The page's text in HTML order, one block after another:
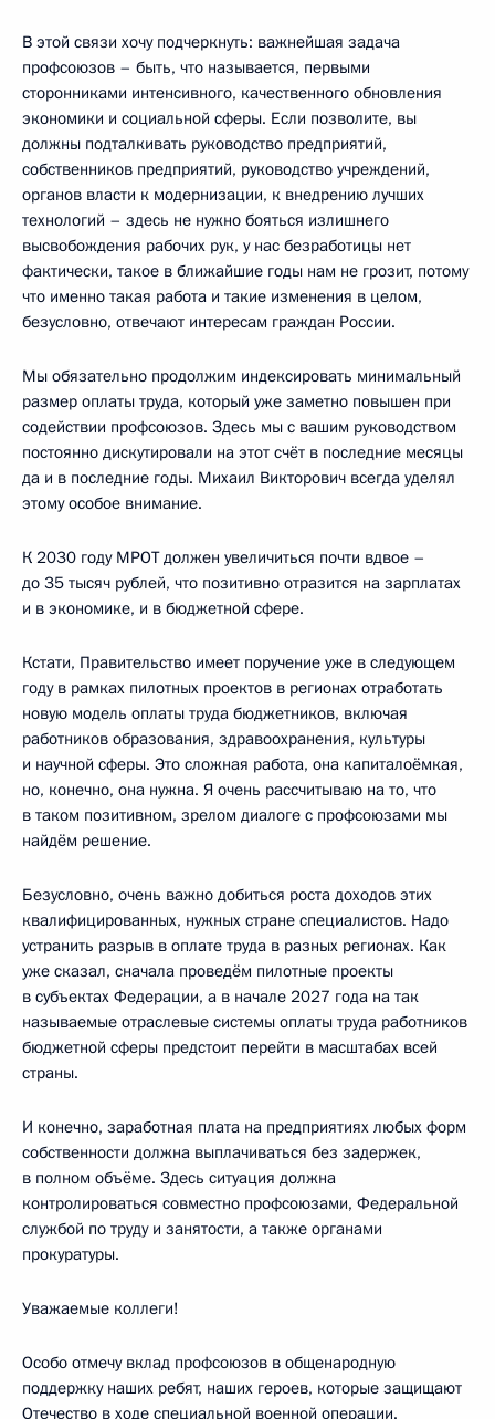
В этой связи хочу подчеркнуть: важнейшая задача
профсоюзов – быть, что называется, первыми
сторонниками интенсивного, качественного обновления
экономики и социальной сферы. Если позволите, вы
должны подталкивать руководство предприятий,
собственников предприятий, руководство учреждений,
органов власти к модернизации, к внедрению лучших
технологий – здесь не нужно бояться излишнего
высвобождения рабочих рук, у нас безработицы нет
фактически, такое в ближайшие годы нам не грозит, потому
что именно такая работа и такие изменения в целом,
безусловно, отвечают интересам граждан России.
Мы обязательно продолжим индексировать минимальный
размер оплаты труда, который уже заметно повышен при
содействии профсоюзов. Здесь мы с вашим руководством
постоянно дискутировали на этот счёт в последние месяцы
да и в последние годы. Михаил Викторович всегда уделял
этому особое внимание.
К 2030 году МРОТ должен увеличиться почти вдвое –
до 35 тысяч рублей, что позитивно отразится на зарплатах
и в экономике, и в бюджетной сфере.
Кстати, Правительство имеет поручение уже в следующем
году в рамках пилотных проектов в регионах отработать
новую модель оплаты труда бюджетников, включая
работников образования, здравоохранения, культуры
и научной сферы. Это сложная работа, она капиталоёмкая,
но, конечно, она нужна. Я очень рассчитываю на то, что
в таком позитивном, зрелом диалоге с профсоюзами мы
найдём решение.
Безусловно, очень важно добиться роста доходов этих
квалифицированных, нужных стране специалистов. Надо
устранить разрыв в оплате труда в разных регионах. Как
уже сказал, сначала проведём пилотные проекты
в субъектах Федерации, а в начале 2027 года на так
называемые отраслевые системы оплаты труда работников
бюджетной сферы предстоит перейти в масштабах всей
страны.
И конечно, заработная плата на предприятиях любых форм
собственности должна выплачиваться без задержек,
в полном объёме. Здесь ситуация должна
контролироваться совместно профсоюзами, Федеральной
службой по труду и занятости, а также органами
прокуратуры.
Уважаемые коллеги!
Особо отмечу вклад профсоюзов в общенародную
поддержку наших ребят, наших героев, которые защищают
Отечество в ходе специальной военной операции.